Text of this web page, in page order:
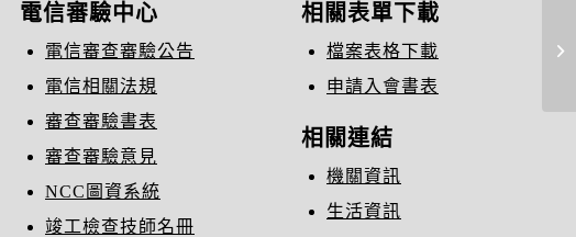
電信審驗中心
電信審查審驗公告
電信相關法規
審查審驗書表
審查審驗意見
NCC圖資系統
竣工檢查技師名冊
相關表單下載
檔案表格下載
申請入會書表
相關連結
機關資訊
生活資訊